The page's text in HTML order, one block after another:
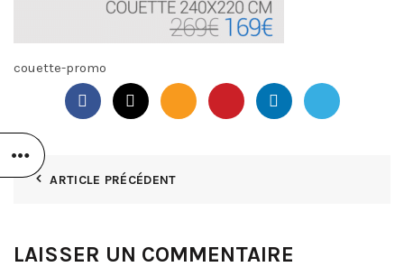
couette-promo
ARTICLE PRÉCÉDENT
LAISSER UN COMMENTAIRE